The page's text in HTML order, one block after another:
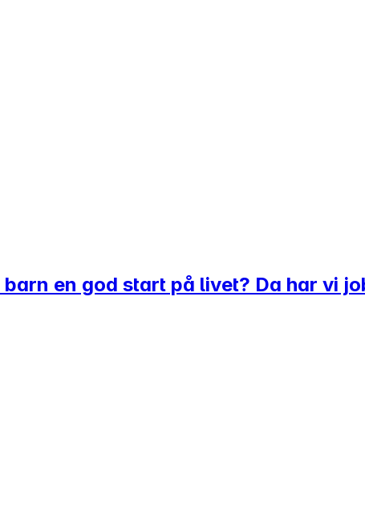
en god start på livet? Da har vi